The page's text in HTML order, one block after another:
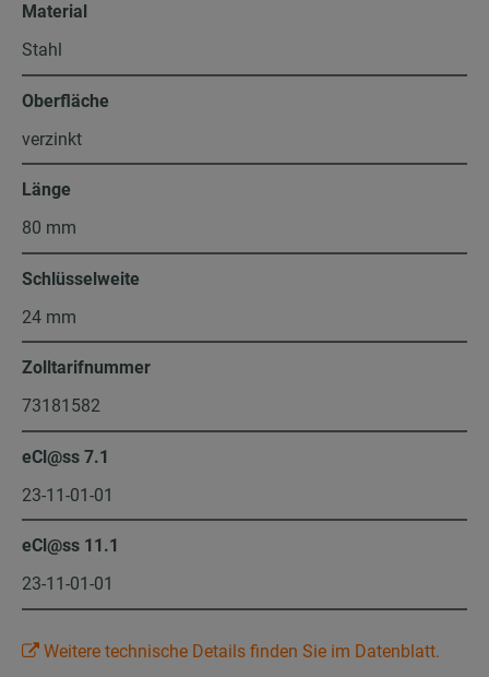
Material
Stahl
Oberfläche
verzinkt
Länge
80 mm
Schlüsselweite
24 mm
Zolltarifnummer
73181582
eCl@ss 7.1
23-11-01-01
eCl@ss 11.1
23-11-01-01
Weitere technische Details finden Sie im Datenblatt.